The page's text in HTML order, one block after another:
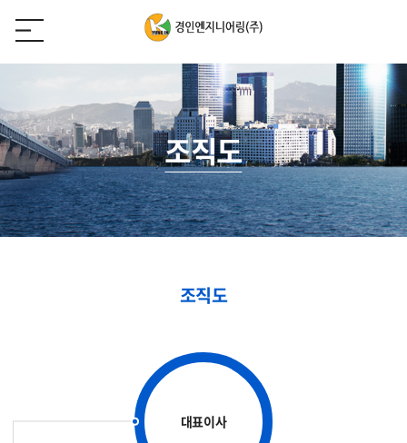
조직도
조직도
대표이사